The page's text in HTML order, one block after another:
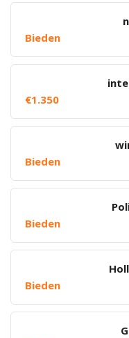
Bieden
€1.350
Bieden
Bieden
Bieden